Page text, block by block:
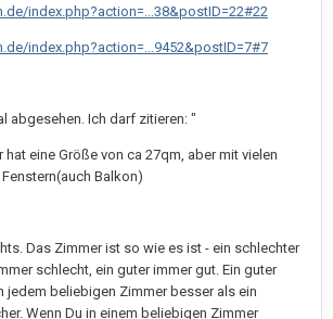
index.php?action=...38&postID=22#22
index.php?action=...9452&postID=7#7
abgesehen. Ich darf zitieren: "
hat eine Größe von ca 27qm, aber mit vielen
Balkon)
Das Zimmer ist so wie es ist - ein schlechter
schlecht, ein guter immer gut. Ein guter
jedem beliebigen Zimmer besser als ein
Wenn Du in einem beliebigen Zimmer